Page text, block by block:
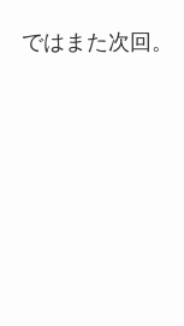
ではまた次回。